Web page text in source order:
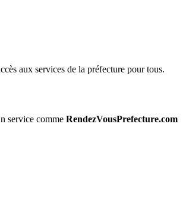
aux services de la préfecture pour tous.
service comme RendezVousPrefecture.com